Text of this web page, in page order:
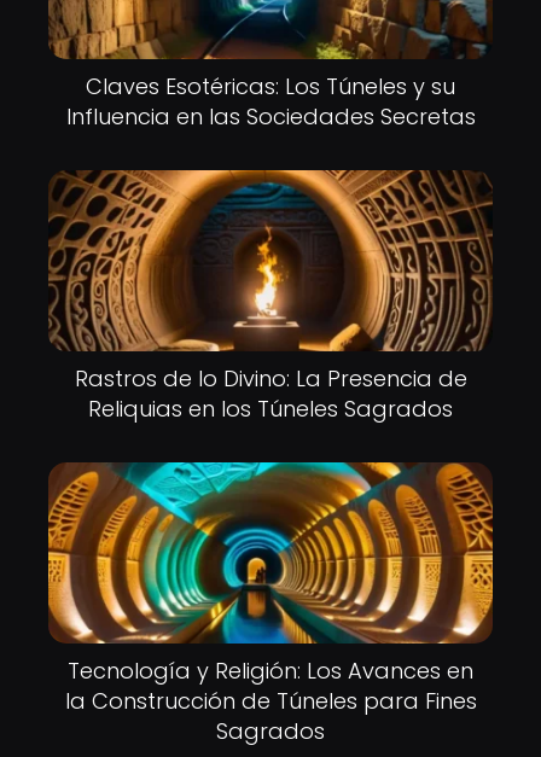
Claves Esotéricas: Los Túneles y su
Influencia en las Sociedades Secretas
Rastros de lo Divino: La Presencia de
Reliquias en los Túneles Sagrados
Tecnología y Religión: Los Avances en
la Construcción de Túneles para Fines
Sagrados